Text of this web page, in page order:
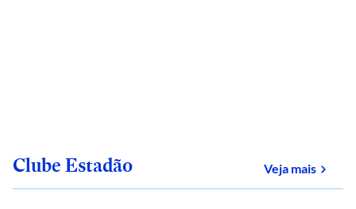
Clube Estadão Veja maissobre